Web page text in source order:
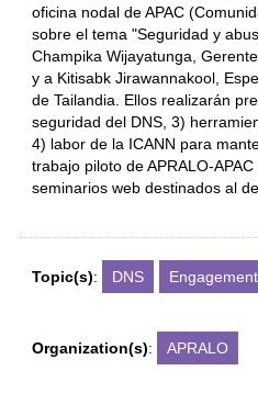
oficina nodal de APAC
sobre el tema "Seguridad y
Champika Wijayatunga,
y a Kitisabk Jirawannakool,
de Tailandia. Ellos realizarán
seguridad del DNS, 3)
4) labor de la ICANN para
trabajo piloto de APRALO-
seminarios web destinados al
Topic(s): DNS Engagement
Organization(s): APRALO